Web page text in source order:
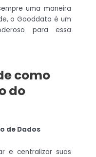
uma maneira
o Gooddata é um
para essa
como
do
de Dados
e centralizar suas